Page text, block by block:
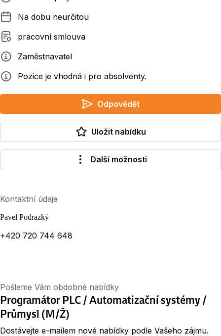
Délka pracovního poměru
Na dobu neurčitou
Typ smluvního vztahu
pracovní smlouva
ZadavatelZaměstnavatel
Info Pozice je vhodná i pro absolventy.
Odpovědět
Uložit nabídku
Další možnosti
Kontaktní údaje
Pavel Podrazký
+420 720 744 648
Pošleme Vám obdobné nabídky
Programátor PLC / Automatizační systémy /
Průmysl (M/Ž)
Dostávejte e-mailem nové nabídky podle Vašeho zájmu.